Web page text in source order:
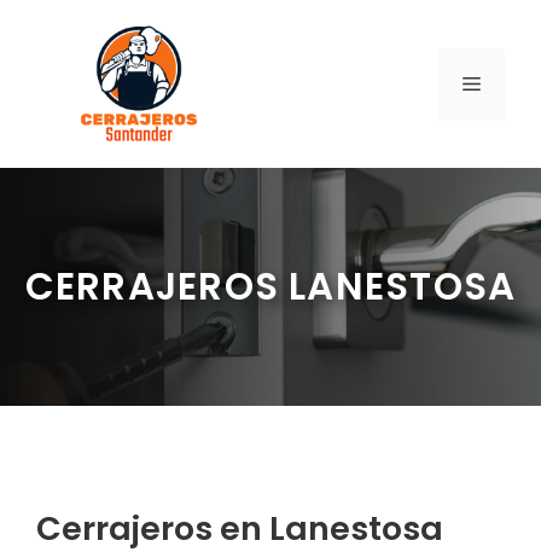
contenido
MENÚ
CERRAJEROS LANESTOSA
Cerrajeros en Lanestosa